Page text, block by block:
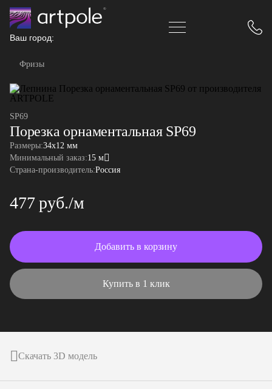
Ваш город:
Фризы
SP69
Порезка орнаментальная SP69
Размеры:34x12 мм
Минимальный заказ:15 м
Страна-производитель:Россия
477 руб./м
Добавить в корзину
Купить в 1 клик
Скачать 3D модель